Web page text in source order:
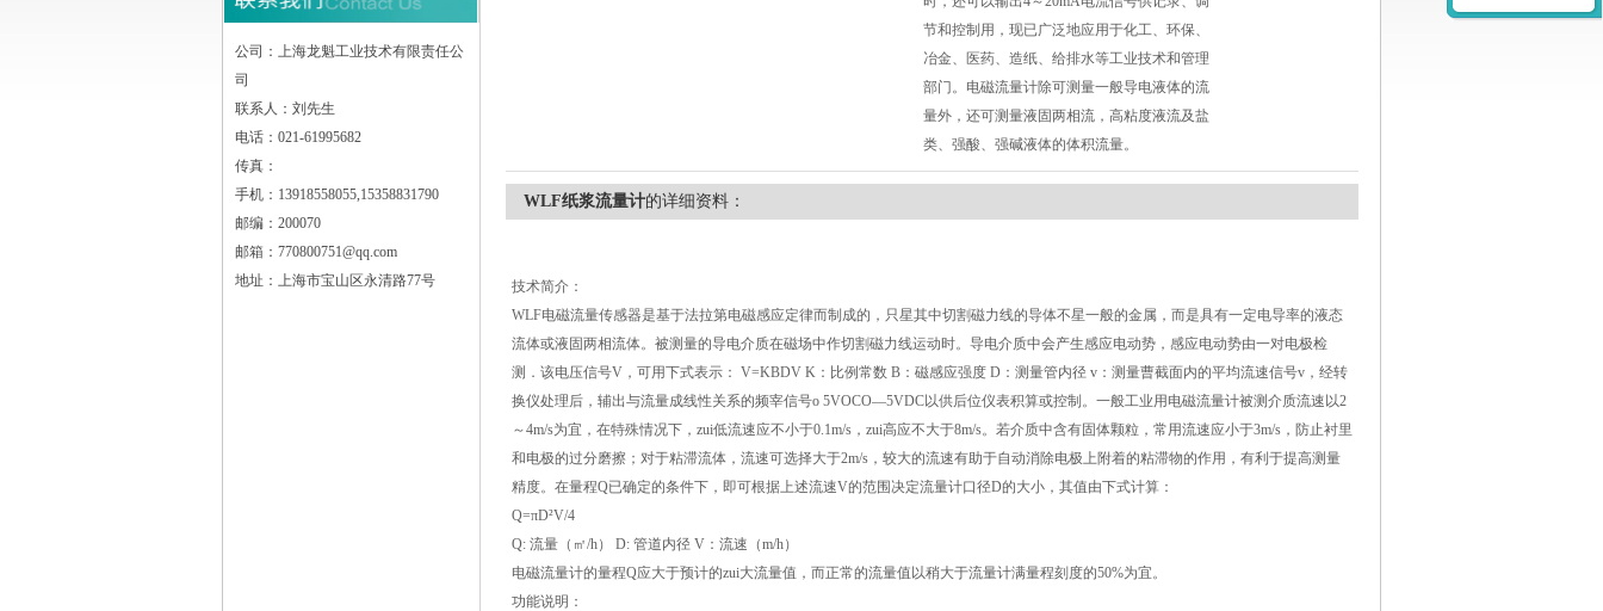
公司：上海龙魁工业技术有限责任公
司
联系人：刘先生
电话：021-61995682
传真：
手机：13918558055,15358831790
邮编：200070
邮箱：770800751@qq.com
地址：上海市宝山区永清路77号
节和控制用，现已广泛地应用于化工、环保、
冶金、医药、造纸、给排水等工业技术和管理
部门。电磁流量计除可测量一般导电液体的流
量外，还可测量液固两相流，高粘度液流及盐
类、强酸、强碱液体的体积流量。
WLF纸浆流量计的详细资料：
技术简介：
WLF电磁流量传感器是基于法拉第电磁感应定律而制成的，只星其中切割磁力线的导体不星一般的金属，而是具有一定电导率的液态
流体或液固两相流体。被测量的导电介质在磁场中作切割磁力线运动时。导电介质中会产生感应电动势，感应电动势由一对电极检
测．该电压信号V，可用下式表示： V=KBDV K：比例常数 B：磁感应强度 D：测量管内径 v：测量曹截面内的平均流速信号v，经转
换仪处理后，辅出与流量成线性关系的频宰信号o 5VOCO—5VDC以供后位仪表积算或控制。一般工业用电磁流量计被测介质流速以2
～4m/s为宜，在特殊情况下，zui低流速应不小于0.1m/s，zui高应不大于8m/s。若介质中含有固体颗粒，常用流速应小于3m/s，防止衬里
和电极的过分磨擦；对于粘滞流体，流速可选择大于2m/s，较大的流速有助于自动消除电极上附着的粘滞物的作用，有利于提高测量
精度。在量程Q已确定的条件下，即可根据上述流速V的范围决定流量计口径D的大小，其值由下式计算：
Q=πD²V/4
Q: 流量（㎡/h） D: 管道内径 V：流速（m/h）
电磁流量计的量程Q应大于预计的zui大流量值，而正常的流量值以稍大于流量计满量程刻度的50%为宜。
功能说明：